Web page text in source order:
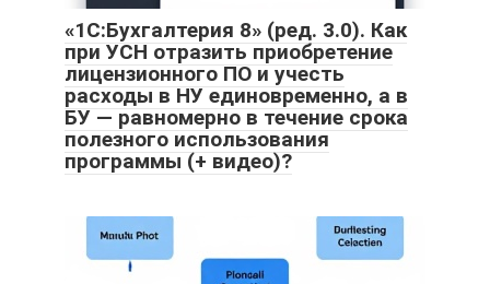
«1С:Бухгалтерия 8» (ред. 3.0). Как
при УСН отразить приобретение
лицензионного ПО и учесть
расходы в НУ единовременно, а в
БУ — равномерно в течение срока
полезного использования
программы (+ видео)?